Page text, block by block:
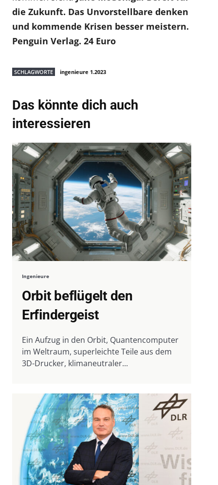
die Zukunft. Das Unvorstellbare denken
und kommende Krisen besser meistern.
Penguin Verlag. 24 Euro
SCHLAGWORTE ingenieure 1.2023
Das könnte dich auch
interessieren
Ingenieure
Orbit beflügelt den
Erfindergeist
Ein Aufzug in den Orbit, Quantencomputer
im Weltraum, superleichte Teile aus dem
3D-Drucker, klimaneutraler...